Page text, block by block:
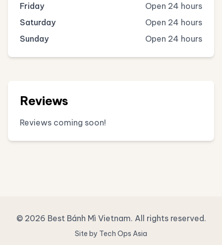
Friday
Open 24 hours
Saturday
Open 24 hours
Sunday
Open 24 hours
Reviews
Reviews coming soon!
© 2026 Best Bánh Mì Vietnam. All rights reserved.
Site by Tech Ops Asia